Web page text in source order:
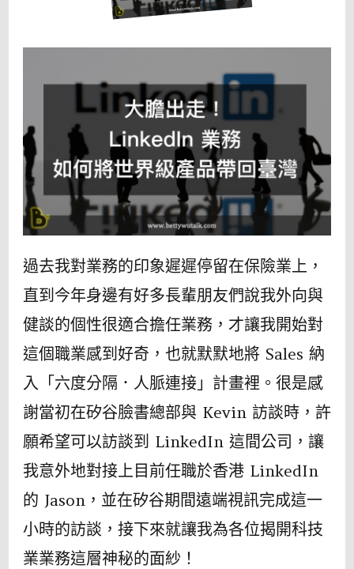
業
何
將
世
界
級
產
品
帶
臺
灣〉
中
過去我對業務的印象遲遲停留在保險業上，
直到今年身邊有好多長輩朋友們說我外向與
健談的個性很適合擔任業務，才讓我開始對
這個職業感到好奇，也就默默地將 Sales 納
入「六度分隔．人脈連接」計畫裡。很是感
謝當初在矽谷臉書總部與 Kevin 訪談時，許
願希望可以訪談到 LinkedIn 這間公司，讓
我意外地對接上目前任職於香港 LinkedIn
的 Jason，並在矽谷期間遠端視訊完成這一
小時的訪談，接下來就讓我為各位揭開科技
業業務這層神秘的面紗！